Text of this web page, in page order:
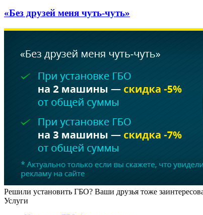
«Без друзей меня чуть-чуть»
Решили установить ГБО? Ваши друзья тоже
Услуги